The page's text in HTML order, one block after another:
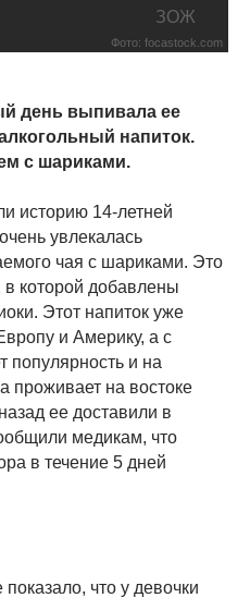
ЗОЖ
Фото: focastock.com
день выпивала ее
напиток.
с шариками.
историю 14-летней
увлекалась
чая с шариками. Это
которой добавлены
Этот напиток уже
и Америку, а с
популярность и на
проживает на востоке
ее доставили в
медикам, что
в течение 5 дней
что у девочки